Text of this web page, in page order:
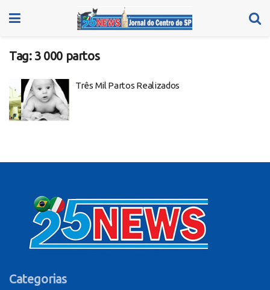
Tag: 3 000 partos
Três Mil Partos Realizados
Categorias